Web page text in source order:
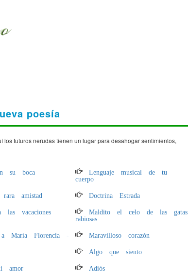
poesía
los futuros nerudas tienen un lugar para desahogar sentimientos,
su boca
Lenguaje musical de tu
cuerpo
rara amistad Doctrina Estrada
las vacaciones
Maldito el celo de las gatas
rabiosas
a María Florencia -
Maravilloso corazón
Algo que siento
amor Adiós